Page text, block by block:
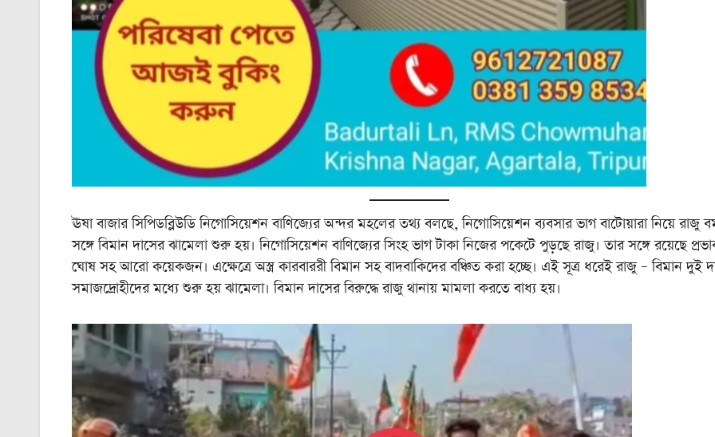
ঊষা বাজার সিপিডব্লিউডি নিগোসিয়েশন বাণিজ্যের অন্দর মহলের তথ্য বলছে, নিগোসিয়েশন ব্যবসার ভাগ বাটোয়ারা নিয়ে রাজু
সঙ্গে বিমান দাসের ঝামেলা শুরু হয়। নিগোসিয়েশন বাণিজ্যের সিংহ ভাগ টাকা নিজের পকেটে পুড়ছে রাজু। তার সঙ্গে রয়েছে
ঘোষ সহ আরো কয়েকজন। এক্ষেত্রে অস্ত্র কারবাররী বিমান সহ বাদবাকিদের বঞ্চিত করা হচ্ছে। এই সূত্র ধরেই রাজু – বিমান দুই
সমাজদ্রোহীদের মধ্যে শুরু হয় ঝামেলা। বিমান দাসের বিরুদ্ধে রাজু থানায় মামলা করতে বাধ্য হয়।